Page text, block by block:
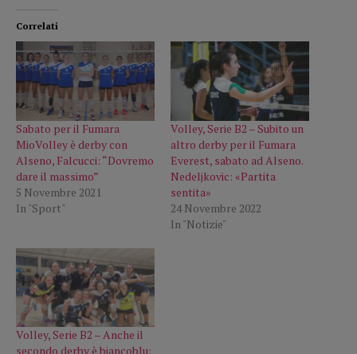
Correlati
Sabato per il Fumara
MioVolley è derby con
Alseno, Falcucci: “Dovremo
dare il massimo”
5 Novembre 2021
In "Sport"
Volley, Serie B2 – Subito un
altro derby per il Fumara
Everest, sabato ad Alseno.
Nedeljkovic: «Partita
sentita»
24 Novembre 2022
In "Notizie"
Volley, Serie B2 – Anche il
secondo derby è biancoblu: